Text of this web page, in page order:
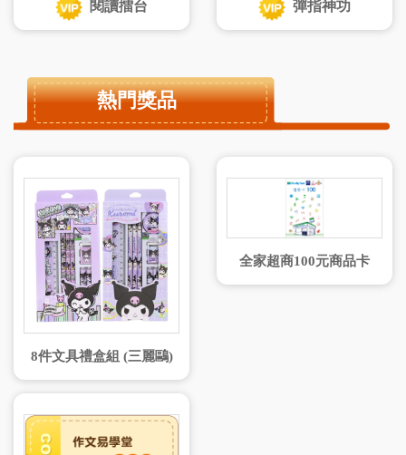
閱讀擂台 彈指神功
熱門獎品
8件文具禮盒組 (三麗鷗)
全家超商100元商品卡